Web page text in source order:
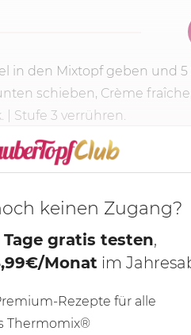
in den Mixtopf geben und 5
schieben, Crème
| Stufe 3 verrühren.
keinen Zugang?
Tage gratis testen,
Monat im
Rezepte für alle
Thermomix®